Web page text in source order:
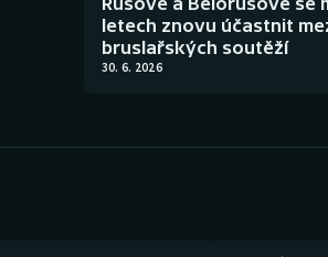
letech znovu účastnit
bruslařských soutěží
30. 6. 2026